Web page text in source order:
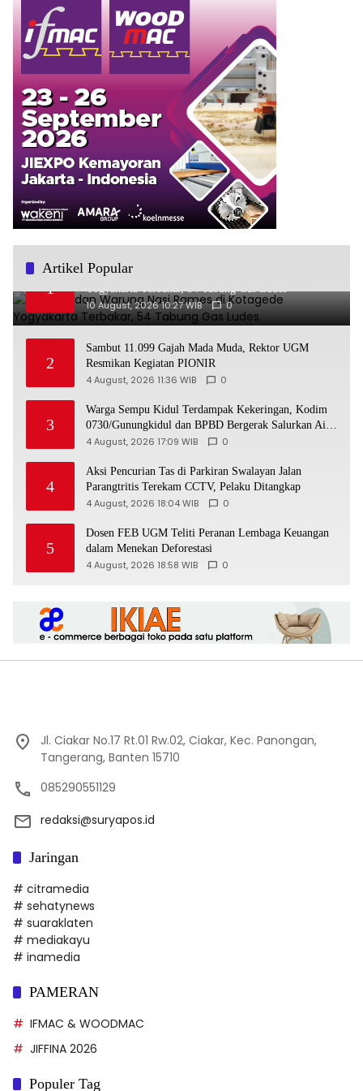
Artikel Popular
1
Kios LPG dan Warung Nasi Rames di Kotagede
Yogyakarta Terbakar, 54 Tabung Gas Ludes
10 August, 2026 10:27 WIB 0
2
Sambut 11.099 Gajah Mada Muda, Rektor UGM
Resmikan Kegiatan PIONIR
4 August, 2026 11:36 WIB 0
3
Warga Sempu Kidul Terdampak Kekeringan, Kodim
0730/Gunungkidul dan BPBD Bergerak Salurkan Air
Bersih
4 August, 2026 17:09 WIB 0
4
Aksi Pencurian Tas di Parkiran Swalayan Jalan
Parangtritis Terekam CCTV, Pelaku Ditangkap
4 August, 2026 18:04 WIB 0
5
Dosen FEB UGM Teliti Peranan Lembaga Keuangan
dalam Menekan Deforestasi
4 August, 2026 18:58 WIB 0
Jl. Ciakar No.17 Rt.01 Rw.02, Ciakar, Kec. Panongan,
Tangerang, Banten 15710
085290551129
redaksi@suryapos.id
Jaringan
# citramedia
# sehatynews
# suaraklaten
# mediakayu
# inamedia
PAMERAN
IFMAC & WOODMAC
JIFFINA 2026
Populer Tag